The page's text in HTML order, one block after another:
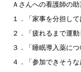
Ａさんへの看護師の
１．「家事を分担して
２．「疲れるまで運
３．「睡眠導入薬に
４．「参加できそう